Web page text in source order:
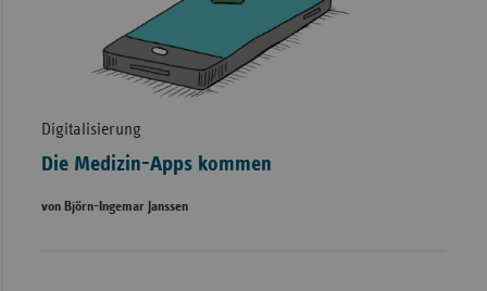
Digitalisierung
Die Medizin-Apps kommen
von Björn-Ingemar Janssen